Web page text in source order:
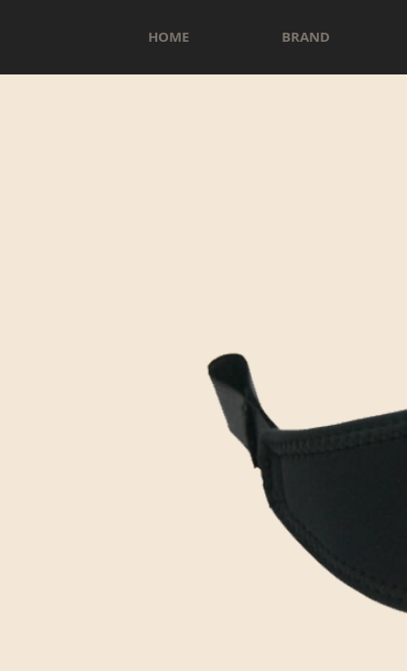
HOME BRAND